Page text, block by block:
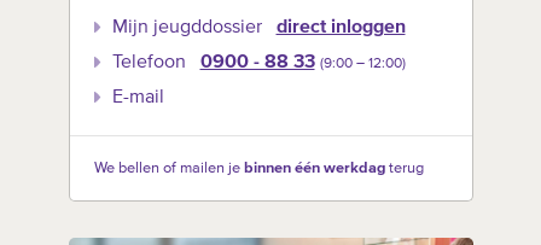
Mijn jeugddossier
direct inloggen
Telefoon
0900 - 88 33 (9:00 –‍ 12:00)
E-mail
We bellen of mailen je binnen één werkdagterug